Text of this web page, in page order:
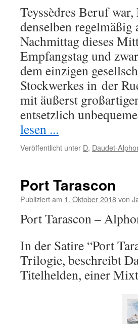
Teyssèdres Beruf
denselben
Nachmittag dieses
Empfangstag und
dem einzigen
Stockwerkes in der
mit äußerst
entsetzlich
lesen ...
Veröffentlicht unter D, Daudet-
Port Tarascon
Publiziert am 1. Oktober 2018von
Port Tarascon –
In der Satire “Port
Trilogie, beschreibt
Titelhelden, einer